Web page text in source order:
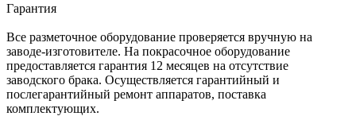
Гарантия
Все разметочное оборудование проверяется вручную на
заводе-изготовителе. На покрасочное оборудование
предоставляется гарантия 12 месяцев на отсутствие
заводского брака. Осуществляется гарантийный и
послегарантийный ремонт аппаратов, поставка
комплектующих.